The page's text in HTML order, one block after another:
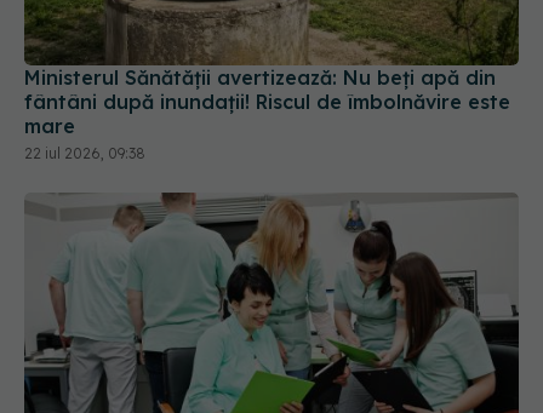
Ministerul Sănătății avertizează: Nu beți apă din
fântâni după inundații! Riscul de îmbolnăvire este
mare
22 iul 2026, 09:38